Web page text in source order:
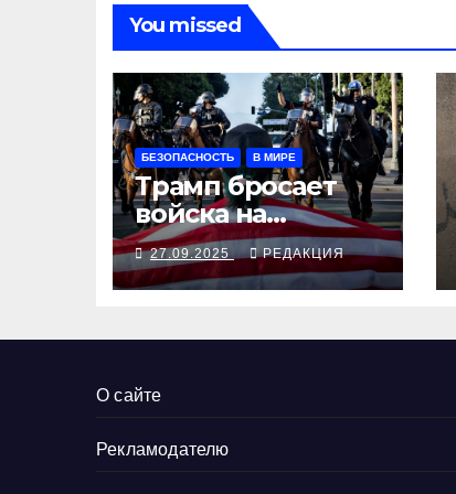
You missed
БЕЗОПАСНОСТЬ В МИРЕ
Трамп бросает
войска на
Портленд
27.09.2025 РЕДАКЦИЯ
О сайте
Рекламодателю